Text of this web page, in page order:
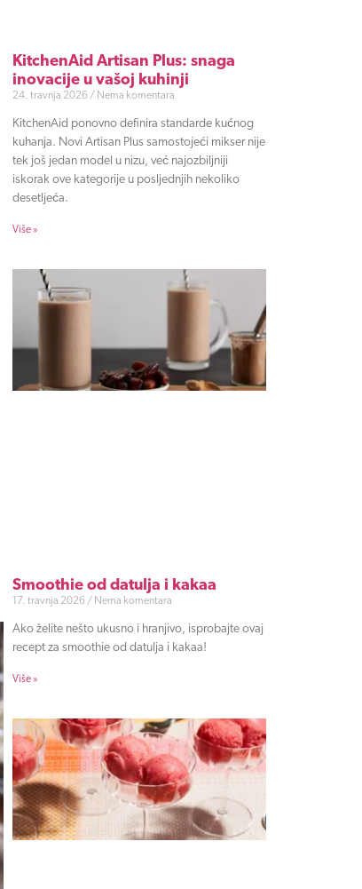
KitchenAid Artisan Plus: snaga
inovacije u vašoj kuhinji
24. travnja 2026 Nema komentara
KitchenAid ponovno definira standarde kućnog
kuhanja. Novi Artisan Plus samostojeći mikser nije
tek još jedan model u nizu, već najozbiljniji
iskorak ove kategorije u posljednjih nekoliko
desetljeća.
Više »
Smoothie od datulja i kakaa
17. travnja 2026 Nema komentara
Ako želite nešto ukusno i hranjivo, isprobajte ovaj
recept za smoothie od datulja i kakaa!
Više »